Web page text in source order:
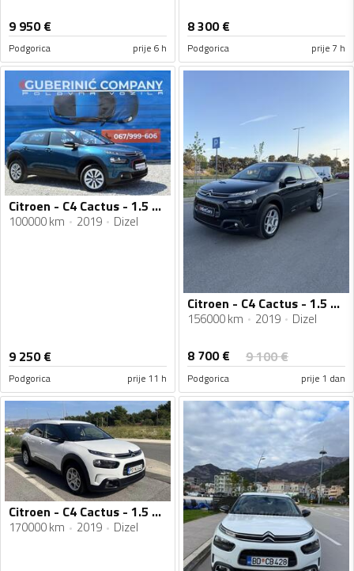
9 950€
Podgorica prije 6 h
8 300€
Podgorica prije 7 h
Citroen - C4 Cactus - 1.5 HDI
100000 km 2019 Dizel
9 250€
Podgorica prije 11 h
Citroen - C4 Cactus - 1.5 HDI
156000 km 2019 Dizel
8 700€ 9 100€
Podgorica prije 1 dan
Citroen - C4 Cactus - 1.5 HDI
170000 km 2019 Dizel